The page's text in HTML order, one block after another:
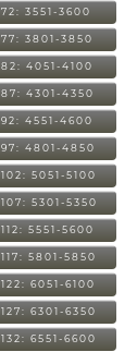
72: 3551-3600
77: 3801-3850
82: 4051-4100
87: 4301-4350
92: 4551-4600
97: 4801-4850
102: 5051-5100
107: 5301-5350
112: 5551-5600
117: 5801-5850
122: 6051-6100
127: 6301-6350
132: 6551-6600